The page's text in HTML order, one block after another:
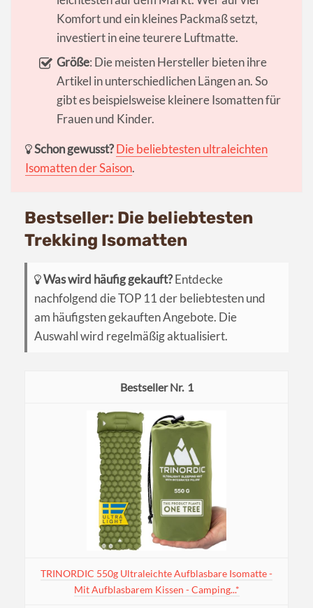
Komfort und ein kleines Packmaß setzt,
investiert in eine teurere Luftmatte.
Größe: Die meisten Hersteller bieten ihre
Artikel in unterschiedlichen Längen an. So
gibt es beispielsweise kleinere Isomatten für
Frauen und Kinder.
Schon gewusst?Die beliebtesten ultraleichten
Isomatten der Saison.
Bestseller: Die beliebtesten
Trekking Isomatten
Was wird häufig gekauft?Entdecke
nachfolgend die TOP 11 der beliebtesten und
am häufigsten gekauften Angebote. Die
Auswahl wird regelmäßig aktualisiert.
1
TRINORDIC 550g Ultraleichte Aufblasbare Isomatte -
Mit Aufblasbarem Kissen - Camping...*